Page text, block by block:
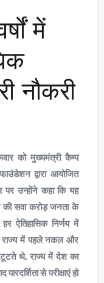
में
नौकरी
को मुख्यमंत्री कैम्प
द्वारा आयोजित
उन्होंने कहा कि यह
की सवा करोड़ जनता के
ऐतिहासिक निर्णय में
राज्य में पहले नकल और
थे, राज्य में देश का
से परीक्षाएं हो